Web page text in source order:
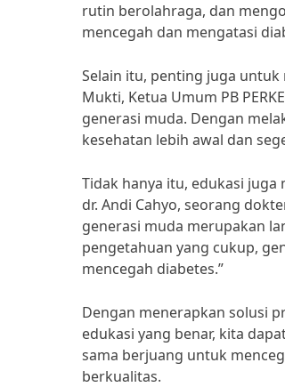
rutin berolahraga, dan
mencegah dan mengatasi
Selain itu, penting juga
Mukti, Ketua Umum PB
generasi muda. Dengan
kesehatan lebih awal dan
Tidak hanya itu, edukasi
dr. Andi Cahyo, seorang
generasi muda merupakan
pengetahuan yang cukup,
mencegah diabetes.”
Dengan menerapkan solusi
edukasi yang benar, kita
sama berjuang untuk
berkualitas.